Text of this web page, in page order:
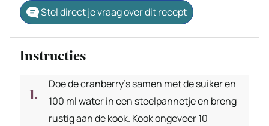
Stel direct je vraag over dit recept
Instructies
Doe de cranberry’s samen met de suiker en
100 ml water in een steelpannetje en breng
rustig aan de kook. Kook ongeveer 10